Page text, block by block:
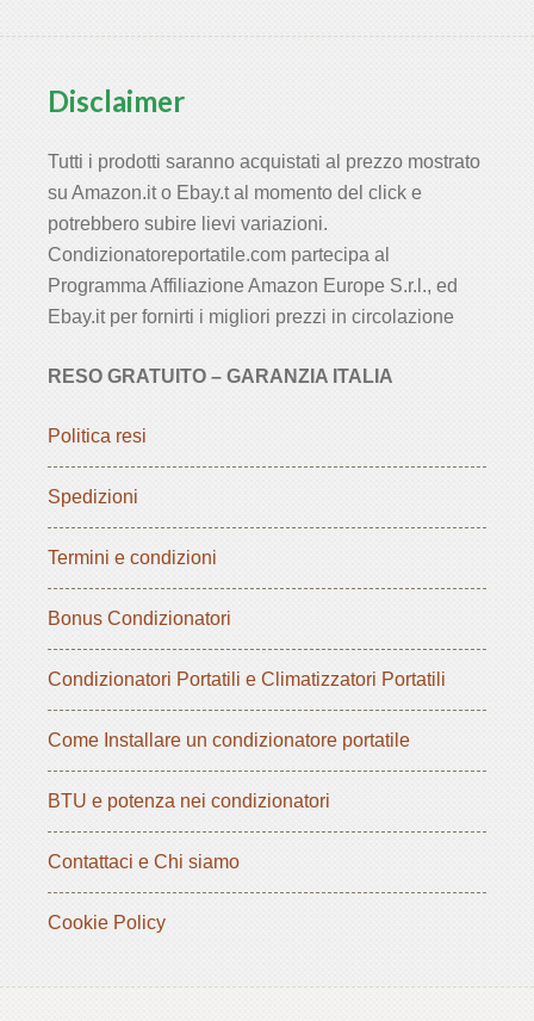
Disclaimer
Tutti i prodotti saranno acquistati al prezzo mostrato
su Amazon.it o Ebay.t al momento del click e
potrebbero subire lievi variazioni.
Condizionatoreportatile.com partecipa al
Programma Affiliazione Amazon Europe S.r.l., ed
Ebay.it per fornirti i migliori prezzi in circolazione
RESO GRATUITO – GARANZIA ITALIA
Politica resi
Spedizioni
Termini e condizioni
Bonus Condizionatori
Condizionatori Portatili e Climatizzatori Portatili
Come Installare un condizionatore portatile
BTU e potenza nei condizionatori
Contattaci e Chi siamo
Cookie Policy